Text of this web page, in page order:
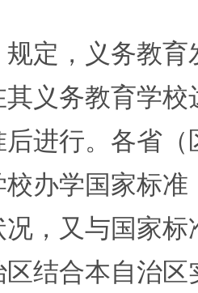
，义务教育
义务教育学
进行。各省
办学国家标
，又与国家
结合本自治